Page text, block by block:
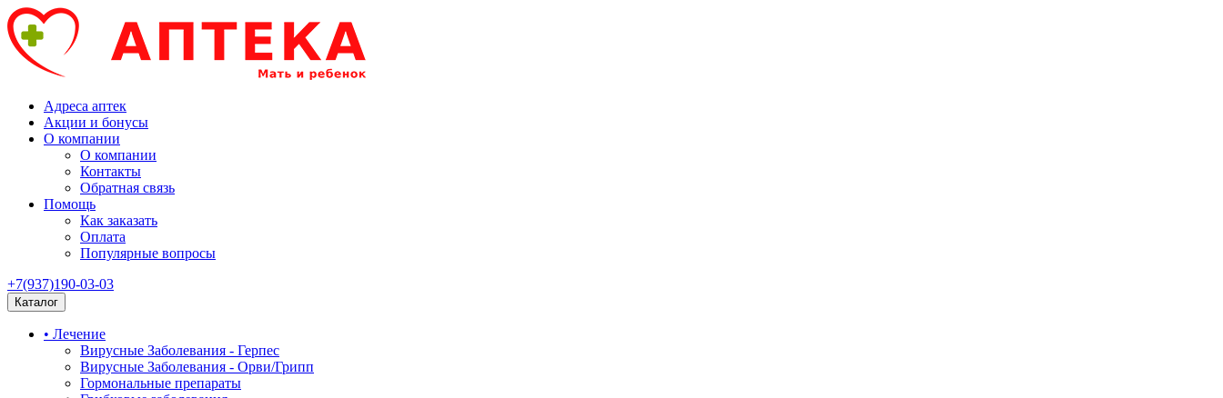
Адреса аптек
Акции и бонусы
О компании
О компании
Контакты
Обратная связь
Помощь
Как заказать
Оплата
Популярные вопросы
+7(937)190-03-03
Каталог
• Лечение
Вирусные Заболевания - Герпес
Вирусные Заболевания - Орви/Грипп
Гормональные препараты